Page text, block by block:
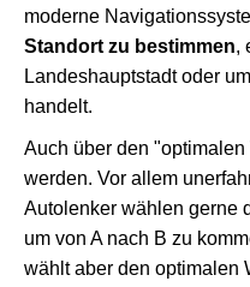
moderne
Standort zu bestimmen,
Landeshauptstadt oder
handelt.
Auch über den
werden. Vor allem
Autolenker wählen gerne
um von A nach B zu
wählt aber den optimalen